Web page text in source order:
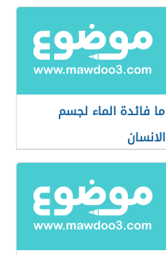
ما فائدة الماء لجسم
الانسان